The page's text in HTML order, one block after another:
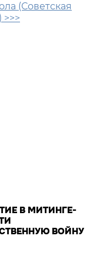
(Советская
В МИТИНГЕ-
ВОЙНУ